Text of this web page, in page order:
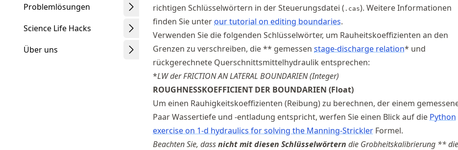
Problemlösungen
Science Life Hacks
Über uns
richtigen Schlüsselwörtern in der Steuerungsdatei ( .cas). Weitere Informationen
finden Sie unter our tutorial on editing boundaries.
Verwenden Sie die folgenden Schlüsselwörter, um Rauheitskoeffizienten an den
Grenzen zu verschreiben, die ** gemessen stage-discharge relation* und
rückgerechnete Querschnittsmittelhydraulik entsprechen:
*LW der FRICTION AN LATERAL BOUNDARIEN (Integer)
ROUGHNESSKOEFFICIENT DER BOUNDARIEN (Float)
Um einen Rauhigkeitskoeffizienten (Reibung) zu berechnen, der einem
Paar Wassertiefe und -entladung entspricht, werfen Sie einen Blick auf die Python
exercise on 1-d hydraulics for solving the Manning-Strickler Formel.
Beachten Sie, dassnicht mit diesen Schlüsselwörtern die Grobheitskalibrierung ** die